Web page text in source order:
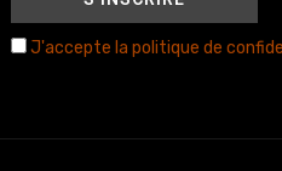
J'accepte la politique de